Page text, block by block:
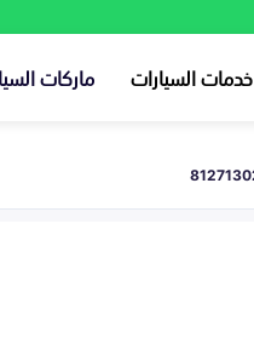
خدمات السيارات ماركات